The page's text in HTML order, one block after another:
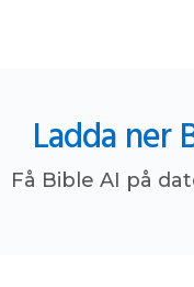
Ladda ner
Få Bible AI på